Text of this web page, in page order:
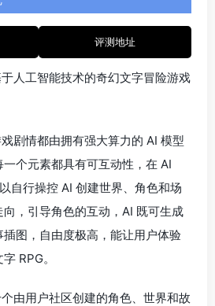
评测地址
人工智能技术的奇幻文字冒险游戏
剧情都由拥有强大算力的 AI 模型
个元素都具有可互动性，在 AI
自行操控 AI 创建世界、角色和场
，引导角色的互动，AI 既可生成
图，自由度极高，能让用户体验
RPG。
由用户社区创建的角色、世界和故